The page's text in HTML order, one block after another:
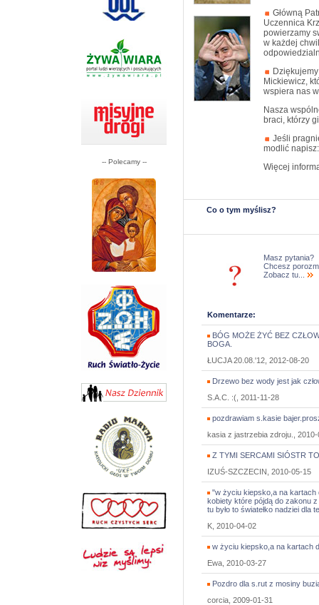
-- Polecamy --
Główną
Uczennica
powierzamy
w każdej
Mickiewicz,
wspiera nas
Nasza
braci, którzy
Jeśli
modlić
Więcej
Co o tym myślisz?
Masz pytania?
Chcesz
Zobacz tu...
Komentarze:
BÓG MOŻE ŻYĆ BEZ
BOGA.
ŁUCJA 20.08.'12, 2012-08-20
Drzewo bez wody jest jak
S.A.C. :(, 2011-11-28
pozdrawiam s.kasie
kasia z jastrzebia zdroju., 2010-
Z TYMI SERCAMI SIÓSTR
IZUŚ-SZCZECIN, 2010-05-15
"w życiu kiepsko,a na kartach
kobiety które pójdą do zakonu
tu było to światełko nadziei dla
K, 2010-04-02
w życiu kiepsko,a na kartach
Ewa, 2010-03-27
Pozdro dla s.rut z mosiny
corcia, 2009-01-31